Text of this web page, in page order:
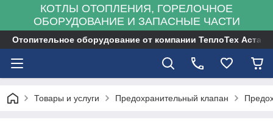
КОТЛЫ ОТОПЛЕНИЯ, ГОРЕЛОЧНОЕ
ОБОРУДОВАНИЕ И ЗАПАСНЫЕ ЧАСТИ
Отопительное оборудование от компании ТеплоТех Астана
Товары и услуги Предохранительный клапан